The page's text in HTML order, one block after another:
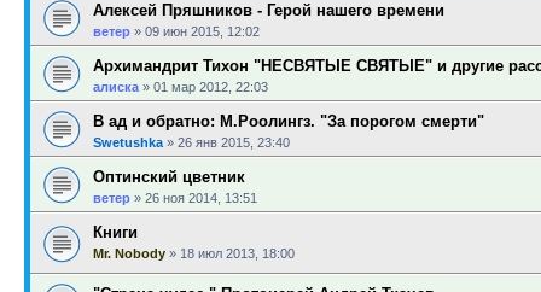
Алексей Пряшников - Герой нашего времени
ветер » 09 июн 2015, 12:02
Архимандрит Тихон "НЕСВЯТЫЕ СВЯТЫЕ" и другие
алиска » 01 мар 2012, 22:03
В ад и обратно: М.Роолингз. "За порогом смерти"
Swetushka » 26 янв 2015, 23:40
Оптинский цветник
ветер » 26 ноя 2014, 13:51
Книги
Mr. Nobody » 18 июл 2013, 18:00